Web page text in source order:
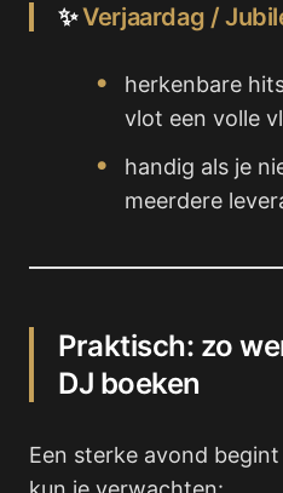
✨Verjaardag /
herkenbare
vlot een volle
handig als je
meerdere
Praktisch: zo
DJ boeken
Een sterke avond